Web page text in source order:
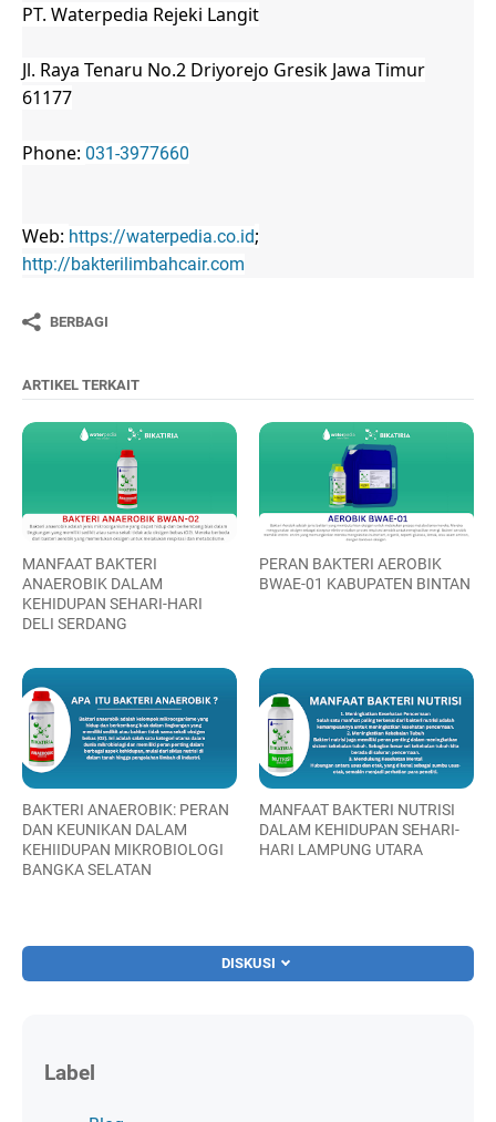
PT. Waterpedia Rejeki Langit
Jl. Raya Tenaru No.2 Driyorejo Gresik Jawa Timur
61177
Phone: 031-3977660
Web: https://waterpedia.co.id;
http://bakterilimbahcair.com
BERBAGI
ARTIKEL TERKAIT
MANFAAT BAKTERI
ANAEROBIK DALAM
KEHIDUPAN SEHARI-HARI
DELI SERDANG
PERAN BAKTERI AEROBIK
BWAE-01 KABUPATEN BINTAN
BAKTERI ANAEROBIK: PERAN
DAN KEUNIKAN DALAM
KEHIIDUPAN MIKROBIOLOGI
BANGKA SELATAN
MANFAAT BAKTERI NUTRISI
DALAM KEHIDUPAN SEHARI-
HARI LAMPUNG UTARA
DISKUSI
Label